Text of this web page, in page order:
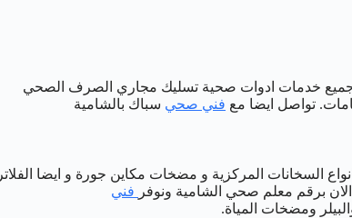
الافضل والارخض وخصم يصل 50% على جميع خدمات ادوات صحية تسليك مجاري الصرف الصحي
تواصل ايضا مع فني صحي سباك بالشامية
السخانات المركزية و مضخات مكاين جورة و ايضا الفلاتر
برقم معلم صحي الشامية ونوفر فني
ومضخات المياة.